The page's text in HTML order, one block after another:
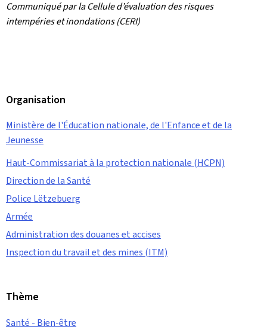
Communiqué par la Cellule d’évaluation des risques
intempéries et inondations (CERI)
Organisation
Ministère de l'Éducation nationale, de l'Enfance et de la
Jeunesse
Haut-Commissariat à la protection nationale (HCPN)
Direction de la Santé
Police Lëtzebuerg
Armée
Administration des douanes et accises
Inspection du travail et des mines (ITM)
Thème
Santé - Bien-être